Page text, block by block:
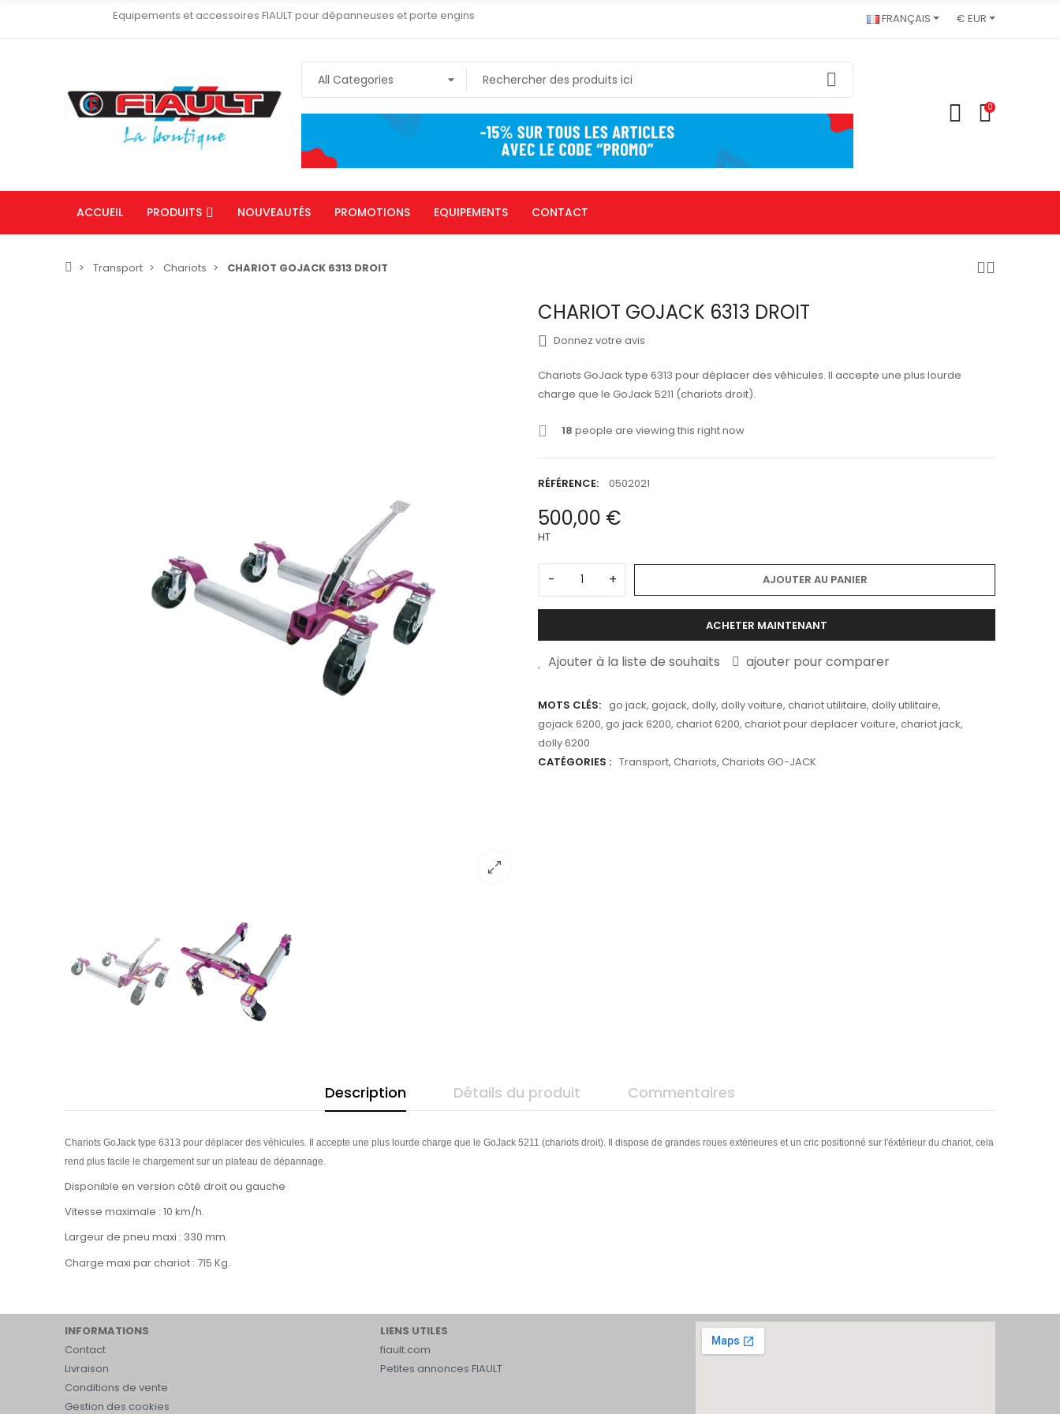
Equipements et accessoires FIAULT pour dépanneuses et porte engins FRANÇAIS € EUR
0
ACCUEIL PRODUITS NOUVEAUTÉS PROMOTIONS EQUIPEMENTS CONTACT
Transport Chariots CHARIOT GOJACK 6313 DROIT
CHARIOT GOJACK 6313 DROIT
Donnez votre avis
Chariots GoJack type 6313 pour déplacer des véhicules. Il accepte une plus lourde
charge que le GoJack 5211 (chariots droit).
18 people are viewing this right now
RÉFÉRENCE: 0502021
500,00 €
HT
- + AJOUTER AU PANIER
ACHETER MAINTENANT
Ajouter à la liste de souhaits ajouter pour comparer
MOTS CLÉS: go jack, gojack, dolly, dolly voiture, chariot utilitaire, dolly utilitaire,
gojack 6200, go jack 6200, chariot 6200, chariot pour deplacer voiture, chariot jack,
dolly 6200
CATÉGORIES : Transport, Chariots, Chariots GO-JACK
Description Détails du produit Commentaires
Chariots GoJack type 6313 pour déplacer des véhicules. Il accepte une plus lourde charge que le GoJack 5211 (chariots droit). Il dispose de grandes roues extérieures et un cric positionné sur l'éxtérieur du chariot, cela
rend plus facile le chargement sur un plateau de dépannage.
Disponible en version côté droit ou gauche
Vitesse maximale : 10 km/h.
Largeur de pneu maxi : 330 mm.
Charge maxi par chariot : 715 Kg.
INFORMATIONS
Contact
Livraison
Conditions de vente
Gestion des cookies
LIENS UTILES
fiault.com
Petites annonces FIAULT